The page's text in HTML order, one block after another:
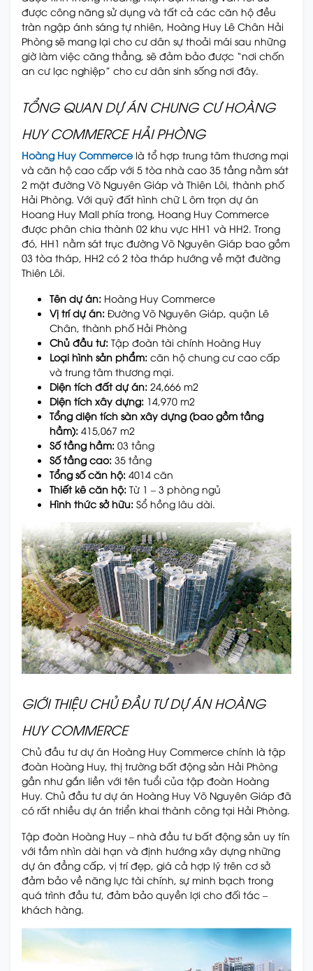
được công năng sử dụng và tất cả các căn hộ đều
tràn ngập ánh sáng tự nhiên, Hoàng Huy Lê Chân Hải
Phòng sẽ mang lại cho cư dân sự thoải mái sau những
giờ làm việc căng thẳng, sẽ đảm bảo được “nơi chốn
an cư lạc nghiệp” cho cư dân sinh sống nơi đây.
TỔNG QUAN DỰ ÁN CHUNG CƯ HOÀNG
HUY COMMERCE HẢI PHÒNG
Hoàng Huy Commerce là tổ hợp trung tâm thương mại
và căn hộ cao cấp với 5 tòa nhà cao 35 tầng nằm sát
2 mặt đường Võ Nguyên Giáp và Thiên Lôi, thành phố
Hải Phòng. Với quỹ đất hình chữ L ôm trọn dự án
Hoang Huy Mall phía trong, Hoang Huy Commerce
được phân chia thành 02 khu vực HH1 và HH2. Trong
đó, HH1 nằm sát trục đường Võ Nguyên Giáp bao gồm
03 tòa tháp, HH2 có 2 tòa tháp hướng về mặt đường
Thiên Lôi.
Tên dự án: Hoàng Huy Commerce
Vị trí dự án: Đường Võ Nguyên Giáp, quận Lê
Chân, thành phố Hải Phòng
Chủ đầu tư: Tập đoàn tài chính Hoàng Huy
Loại hình sản phẩm: căn hộ chung cư cao cấp
và trung tâm thương mại.
Diện tích đất dự án: 24,666 m2
Diện tích xây dựng: 14,970 m2
Tổng diện tích sàn xây dựng (bao gồm tầng
hầm): 415,067 m2
Số tầng hầm: 03 tầng
Số tầng cao: 35 tầng
Tổng số căn hộ: 4014 căn
Thiết kê căn hộ: Từ 1 – 3 phòng ngủ
Hình thức sở hữu: Sổ hồng lâu dài.
GIỚI THIỆU CHỦ ĐẦU TƯ DỰ ÁN HOÀNG
HUY COMMERCE
Chủ đầu tư dự án Hoàng Huy Commerce chính là tập
đoàn Hoàng Huy, thị trường bất động sản Hải Phòng
gần như gắn liền với tên tuổi của tập đoàn Hoàng
Huy. Chủ đầu tư dự án Hoàng Huy Võ Nguyên Giáp đã
có rất nhiều dự án triển khai thành công tại Hải Phòng.
Tập đoàn Hoàng Huy – nhà đầu tư bất động sản uy tín
với tầm nhìn dài hạn và định hướng xây dựng những
dự án đẳng cấp, vị trí đẹp, giá cả hợp lý trên cơ sở
đảm bảo về năng lực tài chính, sự minh bạch trong
quá trình đầu tư, đảm bảo quyền lợi cho đối tác –
khách hàng.